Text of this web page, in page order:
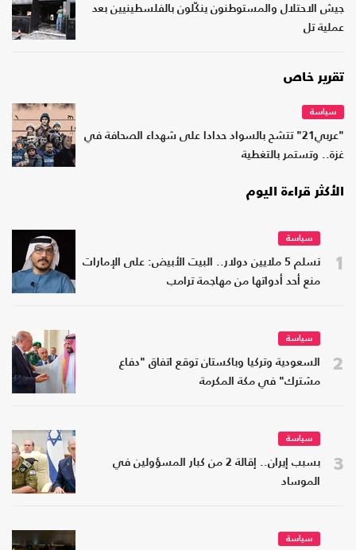
جيش الاحتلال والمستوطنون ينكّلون بالفلسطينيين بعد
عملية تل
تقرير خاص
سياسة
"عربي21" تتشح بالسواد حدادا على شهداء الصحافة في
غزة.. وتستمر بالتغطية
الأكثر قراءة اليوم
1
سياسة
تسلم 5 ملايين دولار.. البيت الأبيض: على الإمارات
منع أحد أدواتها من مهاجمة ترامب
2
سياسة
السعودية وتركيا وباكستان توقع اتفاق "دفاع
مشترك" في مكة المكرمة
3
سياسة
بسبب إيران.. إقالة 2 من كبار المسؤولين في
الموساد
سياسة